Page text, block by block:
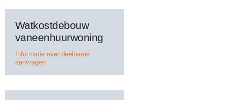
Watkostdebouw
vaneenhuurwoning
Informatie over deelname
aanvragen